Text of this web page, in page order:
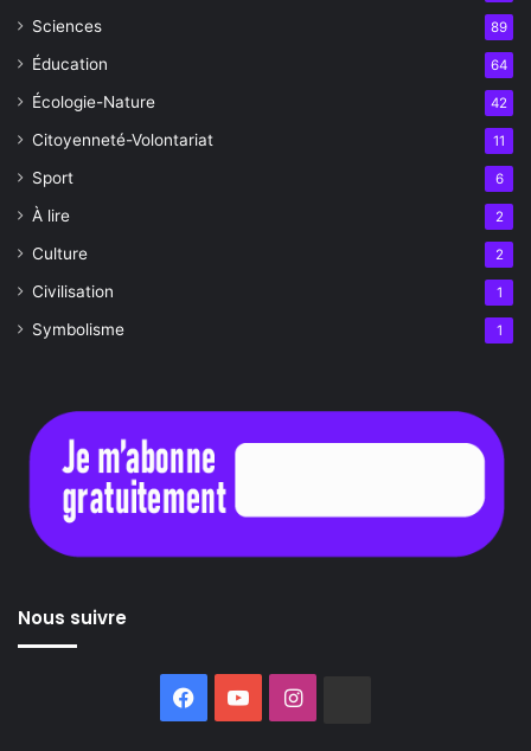
Sciences 89
Éducation 64
Écologie-Nature 42
Citoyenneté-Volontariat 11
Sport 6
À lire 2
Culture 2
Civilisation 1
Symbolisme 1
Nous suivre
Facebook
YouTubeInstagram